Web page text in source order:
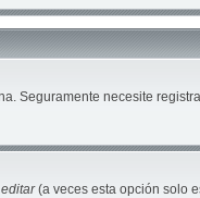
Seguramente necesite
editar(a veces esta opción solo